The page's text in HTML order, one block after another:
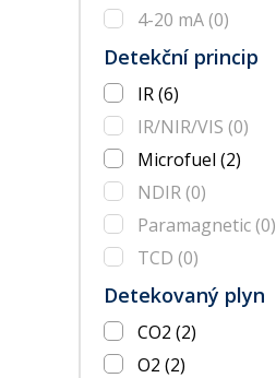
4-20 mA(0)
Detekční princip
IR(6)
IR/NIR/VIS (0)
Microfuel (2)
NDIR(0)
Paramagnetic(0)
TCD (0)
Detekovaný plyn
CO2 (2)
O2 (2)